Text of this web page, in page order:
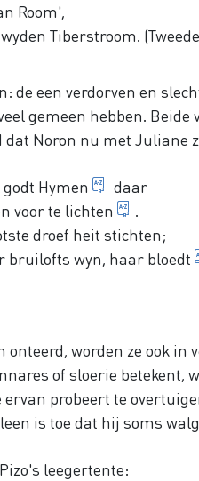
Room',
Tiberstroom.
de een verdorven en
gemeen hebben. Beide
Noron nu met Juliane
Hymen huwelijksgod
daar
voor te lichten
.
droef heit stichten;
bruilofts wyn, haar bloedt
worden ze ook in
of sloerie betekent,
probeert te
is toe dat hij soms
leegertente: